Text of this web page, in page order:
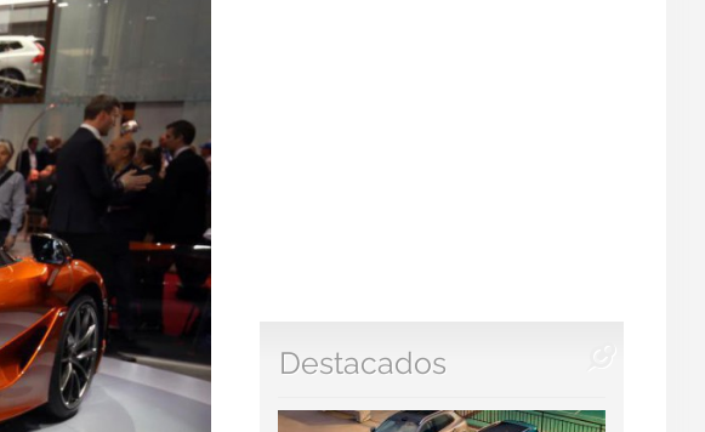
Destacados